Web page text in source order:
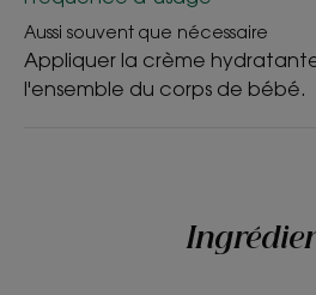
confort instantanée. La peau
réconfortée, retrouve sa
agréablement bon.
- Hydrate : la glycérine
intensément et durablement
Aussi souvent que nécessaire
Appliquer la crème
l'ensemble du corps de bébé.